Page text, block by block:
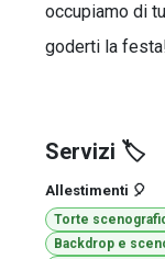
occupiamo di
goderti la
Servizi 🏷️
Allestimenti 🎈
Torte
Backdrop e